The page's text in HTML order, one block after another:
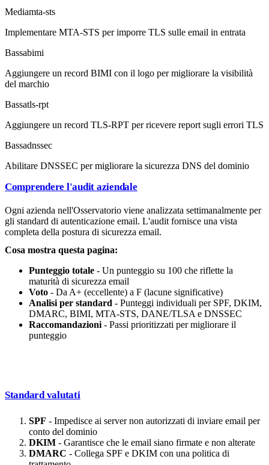
Mediamta-sts
Implementare MTA-STS per imporre TLS sulle email in entrata
Bassabimi
Aggiungere un record BIMI con il logo per migliorare la visibilità
del marchio
Bassatls-rpt
Aggiungere un record TLS-RPT per ricevere report sugli errori TLS
Bassadnssec
Abilitare DNSSEC per migliorare la sicurezza DNS del dominio
Comprendere l'audit aziendale
Ogni azienda nell'Osservatorio viene analizzata settimanalmente per
gli standard di autenticazione email. L'audit fornisce una vista
completa della postura di sicurezza email.
Cosa mostra questa pagina:
Punteggio totale - Un punteggio su 100 che riflette la
maturità di sicurezza email
Voto - Da A+ (eccellente) a F (lacune significative)
Analisi per standard - Punteggi individuali per SPF, DKIM,
DMARC, BIMI, MTA-STS, DANE/TLSA e DNSSEC
Raccomandazioni - Passi prioritizzati per migliorare il
punteggio
Standard valutati
SPF - Impedisce ai server non autorizzati di inviare email per
conto del dominio
DKIM - Garantisce che le email siano firmate e non alterate
DMARC - Collega SPF e DKIM con una politica di